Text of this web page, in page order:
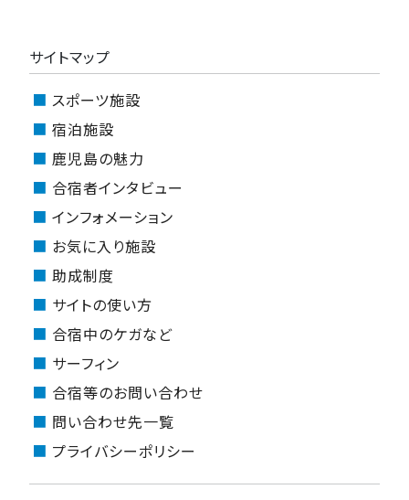
サイトマップ
スポーツ施設
宿泊施設
鹿児島の魅力
合宿者インタビュー
インフォメーション
お気に入り施設
助成制度
サイトの使い方
合宿中のケガなど
サーフィン
合宿等のお問い合わせ
問い合わせ先一覧
プライバシーポリシー